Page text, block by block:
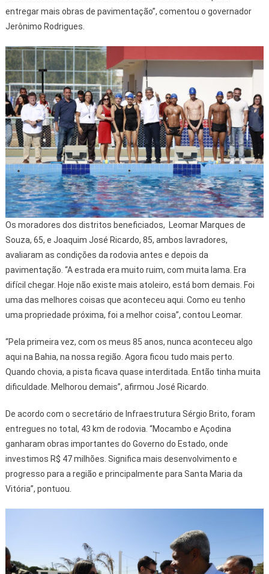
entregar mais obras de pavimentação”, comentou o governador
Jerônimo Rodrigues.
Os moradores dos distritos beneficiados, Leomar Marques de
Souza, 65, e Joaquim José Ricardo, 85, ambos lavradores,
avaliaram as condições da rodovia antes e depois da
pavimentação. “A estrada era muito ruim, com muita lama. Era
difícil chegar. Hoje não existe mais atoleiro, está bom demais. Foi
uma das melhores coisas que aconteceu aqui. Como eu tenho
uma propriedade próxima, foi a melhor coisa”, contou Leomar.
“Pela primeira vez, com os meus 85 anos, nunca aconteceu algo
aqui na Bahia, na nossa região. Agora ficou tudo mais perto.
Quando chovia, a pista ficava quase interditada. Então tinha muita
dificuldade. Melhorou demais”, afirmou José Ricardo.
De acordo com o secretário de Infraestrutura Sérgio Brito, foram
entregues no total, 43 km de rodovia. “Mocambo e Açodina
ganharam obras importantes do Governo do Estado, onde
investimos R$ 47 milhões. Significa mais desenvolvimento e
progresso para a região e principalmente para Santa Maria da
Vitória”, pontuou.